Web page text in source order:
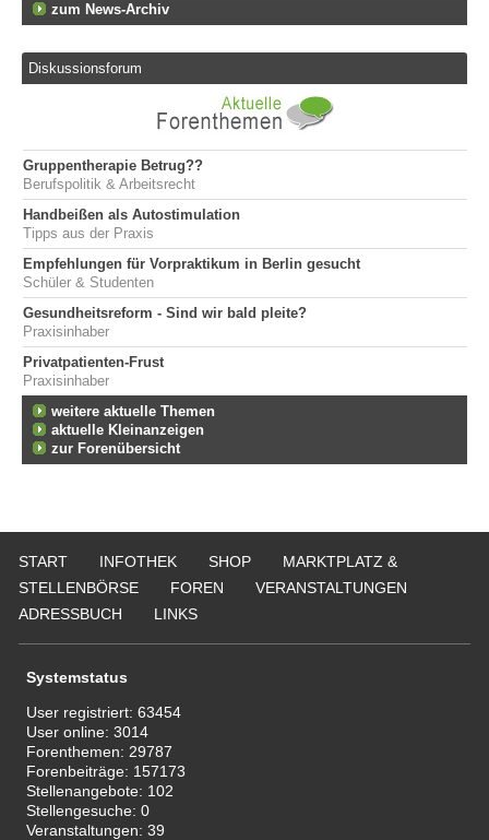
zum News-Archiv
Diskussionsforum
Gruppentherapie Betrug??
Berufspolitik & Arbeitsrecht
Handbeißen als Autostimulation
Tipps aus der Praxis
Empfehlungen für Vorpraktikum in Berlin gesucht
Schüler & Studenten
Gesundheitsreform - Sind wir bald pleite?
Praxisinhaber
Privatpatienten-Frust
Praxisinhaber
weitere aktuelle Themen
aktuelle Kleinanzeigen
zur Forenübersicht
START INFOTHEK SHOP
MARKTPLATZ &
STELLENBÖRSE
FOREN
VERANSTALTUNGEN
ADRESSBUCH
LINKS
Systemstatus
User registriert:63454
User online:3014
Forenthemen: 29787
Forenbeiträge: 157173
Stellenangebote: 102
Stellengesuche:0
Veranstaltungen:39